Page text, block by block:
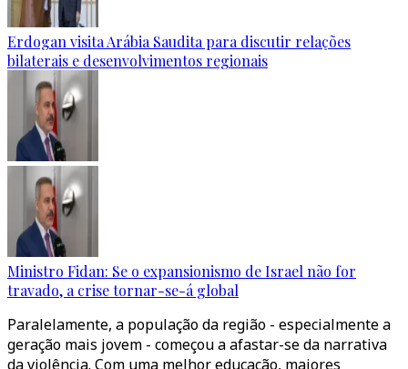
Erdogan visita Arábia Saudita para discutir relações
bilaterais e desenvolvimentos regionais
Ministro Fidan: Se o expansionismo de Israel não for
travado, a crise tornar-se-á global
Paralelamente, a população da região - especialmente a
geração mais jovem - começou a afastar-se da narrativa
da violência. Com uma melhor educação, maiores